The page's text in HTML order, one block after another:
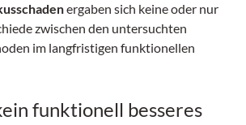
ergaben sich keine oder nur
zwischen den untersuchten
im langfristigen funktionellen
funktionell besseres